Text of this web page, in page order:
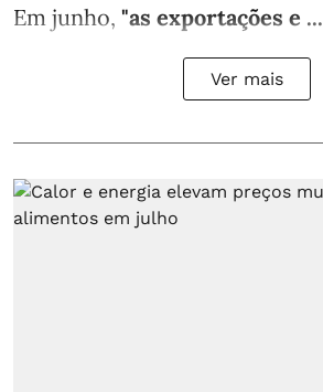
Em junho, "as exportações e ...
Ver mais